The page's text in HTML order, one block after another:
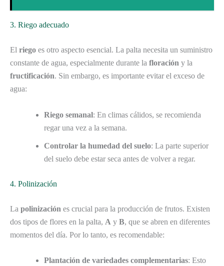
3. Riego adecuado
El riego es otro aspecto esencial. La palta necesita un suministro
constante de agua, especialmente durante la floración y la
fructificación. Sin embargo, es importante evitar el exceso de
agua:
Riego semanal: En climas cálidos, se recomienda
regar una vez a la semana.
Controlar la humedad del suelo: La parte superior
del suelo debe estar seca antes de volver a regar.
4. Polinización
La polinización es crucial para la producción de frutos. Existen
dos tipos de flores en la palta, A y B, que se abren en diferentes
momentos del día. Por lo tanto, es recomendable:
Plantación de variedades complementarias: Esto